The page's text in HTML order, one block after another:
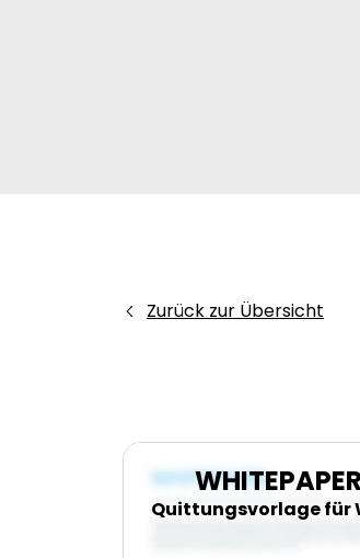
Zurück zur Übersicht
WHITEPAPER
Quittungsvorlage für